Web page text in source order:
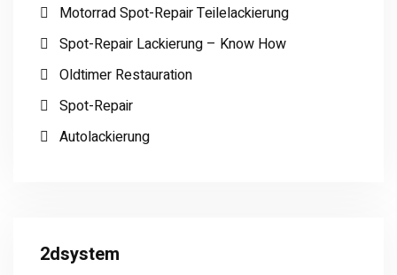
Motorrad Spot-Repair Teilelackierung
Spot-Repair Lackierung – Know How
Oldtimer Restauration
Spot-Repair
Autolackierung
2dsystem